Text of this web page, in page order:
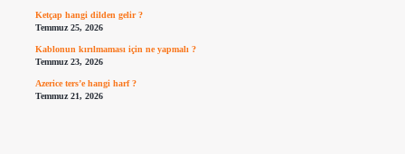
Ketçap hangi dilden gelir ?
Temmuz 25, 2026
Kablonun kırılmaması için ne yapmalı ?
Temmuz 23, 2026
Azerice ters’e hangi harf ?
Temmuz 21, 2026